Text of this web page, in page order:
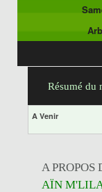
Résumé du
A Venir
A PROPOS
AÏN